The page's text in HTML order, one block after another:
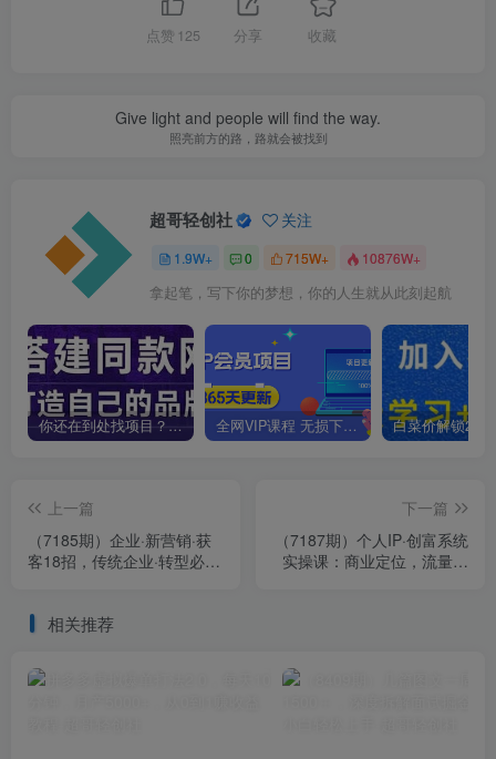
点赞 125 分享 收藏
Give light and people will find the way.
照亮前方的路，路就会被找到
超哥轻创社 关注
1.9W+ 0 715W+ 10876W+
拿起笔，写下你的梦想，你的人生就从此刻起航
你还在到处找项目？还在当韭菜？我靠卖项目一个月收入5万+，曾经我也是个失败者。 全网VIP课程 无损下载~
上一篇
（7185期）企业·新营销·获
客18招，传统企业·转型必
下一篇
（7187期）个人IP·创富系统
实操课：商业定位，流量打
相关推荐